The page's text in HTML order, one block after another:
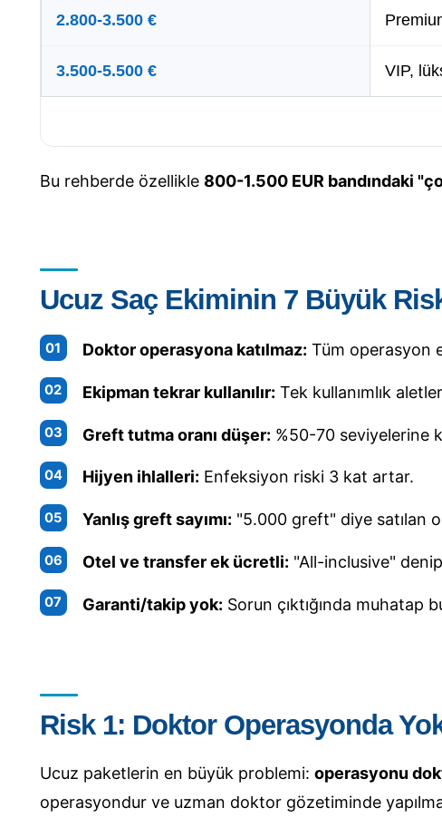
2.800-3.500 €
3.500-5.500 € VIP,
Bu rehberde özellikle 800-1.500 EUR bandındaki
Ucuz Saç Ekiminin 7 Büyük
Doktor operasyona katılmaz: Tüm operasyon
Ekipman tekrar kullanılır: Tek kullanımlık
Greft tutma oranı düşer: %50-70 seviyelerine
Hijyen ihlalleri: Enfeksiyon riski 3 kat artar.
Yanlış greft sayımı: "5.000 greft" diye satılan
Otel ve transfer ek ücretli: "All-inclusive"
Garanti/takip yok: Sorun çıktığında muhatap
Risk 1: Doktor Operasyonda
Ucuz paketlerin en büyük problemi: operasyonu
operasyondur ve uzman doktor gözetiminde